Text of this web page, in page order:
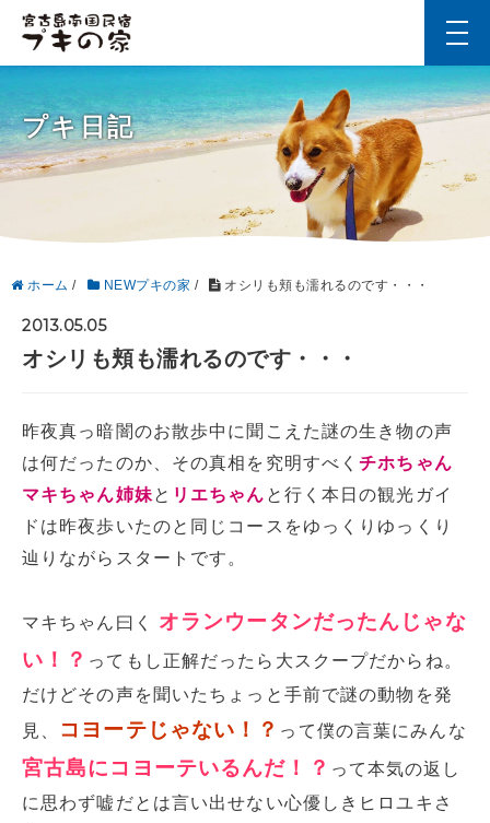
プキ日記
ホーム / NEWプキの家 / オシリも頬も濡れるのです・・・
2013.05.05
オシリも頬も濡れるのです・・・
昨夜真っ暗闇のお散歩中に聞こえた謎の生き物の声
は何だったのか、その真相を究明すべくチホちゃん
マキちゃん姉妹と リエちゃん と行く本日の観光ガイ
ドは昨夜歩いたのと同じコースをゆっくりゆっくり
辿りながらスタートです。
マキちゃん曰く オランウータンだったんじゃな
い！？ ってもし正解だったら大スクープだからね。
だけどその声を聞いたちょっと手前で謎の動物を発
見、
コヨーテじゃない！？ って僕の言葉にみんな
宮古島にコヨーテいるんだ！？ って本気の返し
に思わず嘘だとは言い出せない心優しきヒロユキさ
t
o
g
g
l
v
a